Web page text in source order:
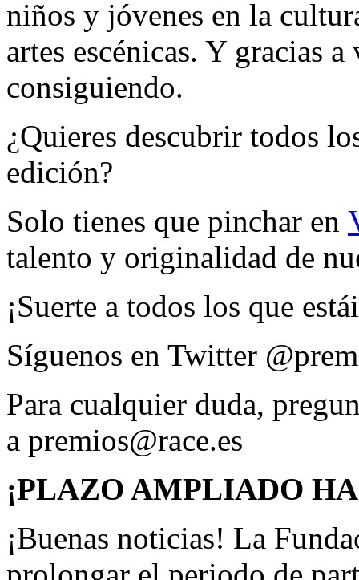
niños y jóvenes en la
artes escénicas. Y gracias
consiguiendo.
¿Quieres descubrir todos
edición?
Solo tienes que pinchar en
talento y originalidad de
¡Suerte a todos los que
Síguenos en Twitter
Para cualquier duda,
a premios@race.es
¡PLAZO AMPLIADO
¡Buenas noticias! La